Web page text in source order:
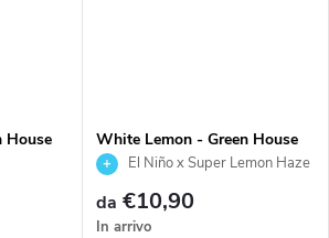
House
White Lemon - Green House
SeedEl Niño x Super Lemon Haze
da €10,90
In arrivo